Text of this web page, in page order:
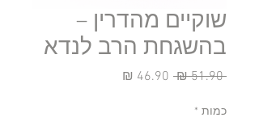
שוקיים מהדרין –
בהשגחת הרב לנדא
‏51.90 ‏₪
מחיר
כמות *